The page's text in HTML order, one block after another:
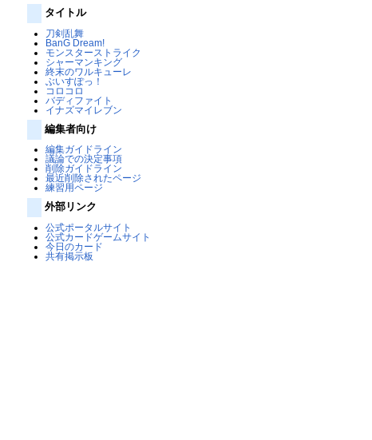
タイトル
刀剣乱舞
BanG Dream!
モンスターストライク
シャーマンキング
終末のワルキューレ
ぶいすぽっ！
コロコロ
バディファイト
イナズマイレブン
編集者向け
編集ガイドライン
議論での決定事項
削除ガイドライン
最近削除されたページ
練習用ページ
外部リンク
公式ポータルサイト
公式カードゲームサイト
今日のカード
共有掲示板